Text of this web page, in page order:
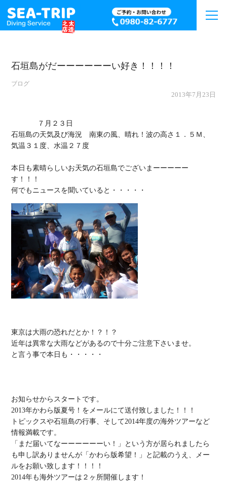
石垣島がだーーーーーーい好き！！！！
ブログ
2013年7月23日
石垣島の天気及び海況　南東の風、晴れ！波の高さ１．５Ｍ、
気温３１度、水温２７度
本日も素晴らしいお天気の石垣島でございまーーーーー
す！！！
東京は大雨の恐れだとか！？！？
近年は異常な大雨などがあるので十分ご注意下さいませ。
と言う事で本日も・・・・・
お知らせからスタートです。
2013年かわら版夏号！をメールにて送付致しました！！！
トピックスや石垣島の行事、そして2014年度の海外ツアーなど
情報満載です。
「まだ届いてなーーーーーーい！」という方が居られましたら
も申し訳ありませんが「かわら版希望！」と記載のうえ、メー
ルをお願い致します！！！！
2014年も海外ツアーは２ヶ所開催します！